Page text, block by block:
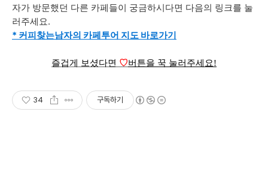
자가 방문했던 다른 카페들이 궁금하시다면 다음의 링크를 눌
러주세요.
* 커피찾는남자의 카페투어 지도 바로가기
즐겁게 보셨다면 ♡버튼을 꾹 눌러주세요!
34 구독하기